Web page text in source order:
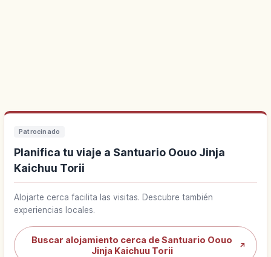
Patrocinado
Planifica tu viaje a Santuario Oouo Jinja
Kaichuu Torii
Alojarte cerca facilita las visitas. Descubre también
experiencias locales.
Buscar alojamiento cerca de Santuario Oouo
Jinja Kaichuu Torii
↗